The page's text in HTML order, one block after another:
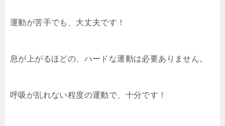
運動が苦手でも、大丈夫です！
息が上がるほどの、ハードな運動は必要ありません。
呼吸が乱れない程度の運動で、十分です！